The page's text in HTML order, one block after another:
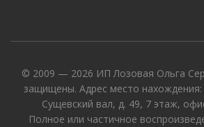
© 2009 — 2026 ИП Лозовая Ольга
защищены. Адрес место нахождения:
Сущевский вал, д. 49, 7 этаж,
Полное или частичное